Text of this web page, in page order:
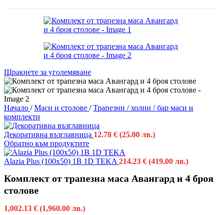
Щракнете за уголемяване
Начало / Маси и столове / Трапезни / холни / бар маси и
комплекти
Декоративна възглавница 12.78 € (25.00 лв.)
Обратно към продуктите
Alazia Plus (100x50) 1B 1D TEKA 214.23 € (419.00 лв.)
Комплект от трапезна маса Авангард и 4 броя
столове
1,002.13 € (1,960.00 лв.)